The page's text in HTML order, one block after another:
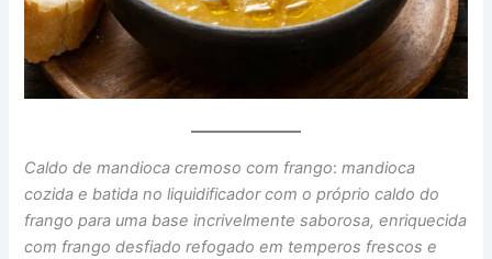
Caldo de mandioca cremoso com frango:mandioca
cozida e batida no liquidificador com o próprio caldo do
frango para uma base incrivelmente saborosa, enriquecida
com frango desfiado refogado em temperos frescos e